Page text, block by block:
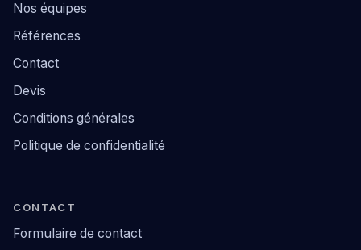
Nos équipes
Références
Contact
Devis
Conditions générales
Politique de confidentialité
CONTACT
Formulaire de contact